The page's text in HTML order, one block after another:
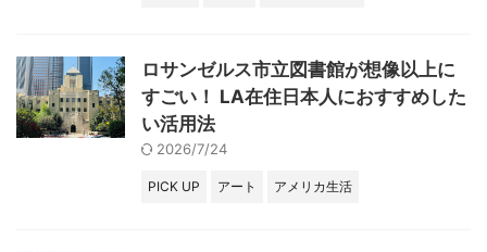
ロサンゼルス市立図書館が想像以上に
すごい！ LA在住日本人におすすめした
い活用法
2026/7/24
PICK UP アート アメリカ生活